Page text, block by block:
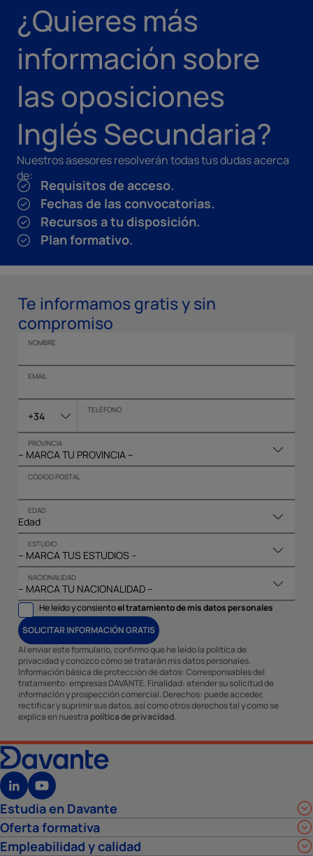
¿Quieres más
información sobre
las oposiciones
Inglés Secundaria?
Nuestros asesores resolverán todas tus dudas acerca
de:
Requisitos de acceso.
Fechas de las convocatorias.
Recursos a tu disposición.
Plan formativo.
Te informamos gratis y sin
compromiso
NOMBRE
EMAIL
+34 TELÉFONO
PROVINCIA
CÓDIGO POSTAL
EDAD
ESTUDIO
NACIONALIDAD
He leído y consientoel tratamiento de mis datos personales
SOLICITAR INFORMACIÓN GRATIS
Al enviar este formulario, confirmo que he leído la política de
privacidad y conozco cómo se tratarán mis datos personales.
Información básica de protección de datos: Corresponsables del
tratamiento: empresas DAVANTE. Finalidad: atender su solicitud de
información y prospección comercial. Derechos: puede acceder,
rectificar y suprimir sus datos, así como otros derechos tal y como se
explica en nuestra política de privacidad.
Estudia en Davante
Oferta formativa
Empleabilidad y calidad